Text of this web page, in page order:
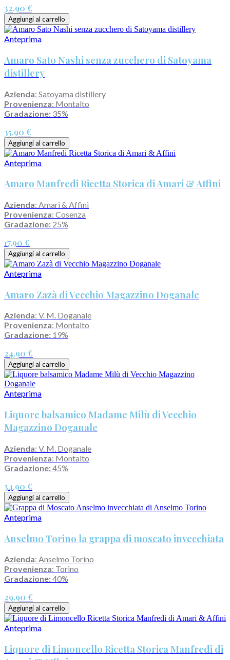
32,90 €
Aggiungi al carrello
Anteprima
Amaro Sato Nashi senza zucchero di Satoyama
distillery
Azienda: Satoyama distillery
Provenienza: Montalto
Gradazione: 35%
35,90 €
Aggiungi al carrello
Anteprima
Amaro Manfredi Ricetta Storica di Amari & Affini
Azienda: Amari & Affini
Provenienza: Cosenza
Gradazione: 25%
17,90 €
Aggiungi al carrello
Anteprima
Amaro Zazà di Vecchio Magazzino Doganale
Azienda: V. M. Doganale
Provenienza: Montalto
Gradazione: 19%
24,90 €
Aggiungi al carrello
Anteprima
Liquore balsamico Madame Milù di Vecchio
Magazzino Doganale
Azienda: V. M. Doganale
Provenienza: Montalto
Gradazione:45%
34,90 €
Aggiungi al carrello
Anteprima
Anselmo Torino la grappa di moscato invecchiata
Azienda: Anselmo Torino
Provenienza: Torino
Gradazione:40%
29,90 €
Aggiungi al carrello
Anteprima
Liquore di Limoncello Ricetta Storica Manfredi di